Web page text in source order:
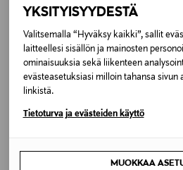
YKSITYISYYDESTÄ
Valitsemalla “Hyväksy kaikki”, sallit
laitteellesi sisällön ja mainosten
ominaisuuksia sekä liikenteen
evästeasetuksiasi milloin tahansa sivun
linkistä.
Tietoturva ja evästeiden käyttö
MUOKKAA
One size
Valmistusmaa
Kiina